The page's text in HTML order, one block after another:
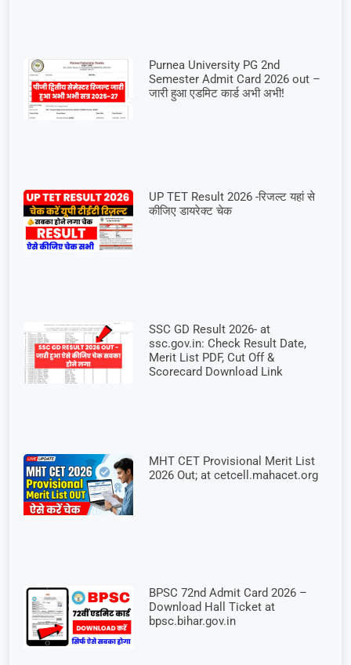
Purnea University PG 2nd
Semester Admit Card 2026 out –
जारी हुआ एडमिट कार्ड अभी अभी!
UP TET Result 2026 -रिजल्ट यहां से
कीजिए डायरेक्ट चेक
SSC GD Result 2026- at
ssc.gov.in: Check Result Date,
Merit List PDF, Cut Off &
Scorecard Download Link
MHT CET Provisional Merit List
2026 Out; at cetcell.mahacet.org
BPSC 72nd Admit Card 2026 –
Download Hall Ticket at
bpsc.bihar.gov.in